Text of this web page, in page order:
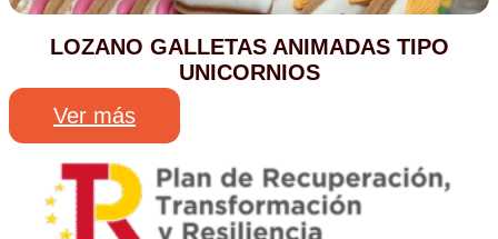
LOZANO GALLETAS ANIMADAS TIPO
UNICORNIOS
Ver más